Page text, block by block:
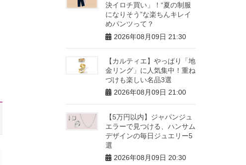
決イロチ買い」！“夏の制服
になりそう”な楽ちんキレイ
めパンツって？
2026年08月09日 21:30
【カルティエ】やっぱり「地
金リング」に人気集中！重ね
づけも楽しい名品3選
2026年08月09日 21:00
【5万円以内】ジャパンジュ
エラーで見つける、ハンサム
デザインの毎日ジュエリー5
選
2026年08月09日 20:30